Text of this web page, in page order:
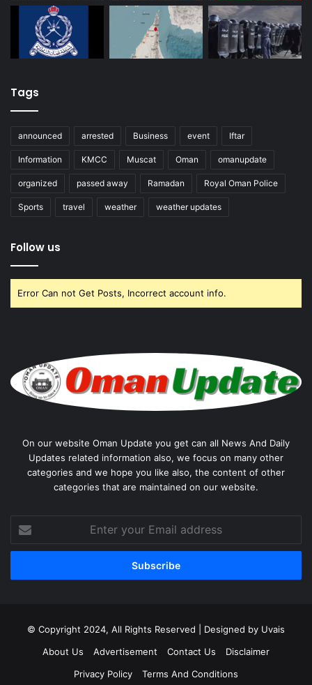
Tags
announced arrested Business event Iftar
Information KMCC Muscat Oman omanupdate
organized passed away Ramadan Royal Oman Police
Sports travel weather weather updates
Follow us
Error Can not Get Posts, Incorrect account info.
On our website Oman Update you get can all News And Daily
Updates related information also, we focus on many other
categories and we hope you like also, the content of other
categories that are maintained on our website.
your
Email
© Copyright 2024, All Rights Reserved | Designed by Uvais
About Us
Advertisement Contact Us
Disclaimer
Privacy Policy
Terms And Conditions